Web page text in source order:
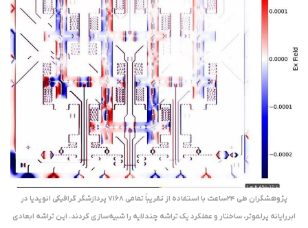
پژوهشگران طی ۲۴ساعت با استفاده از تقریباً تمامی ۷۱۶۸ پردازشگر گرافیکی انویدیا در
ابررایانه پرلموتر، ساختار و عملکرد یک تراشه چندلایه را شبیه‌سازی کردند. این تراشه ابعادی